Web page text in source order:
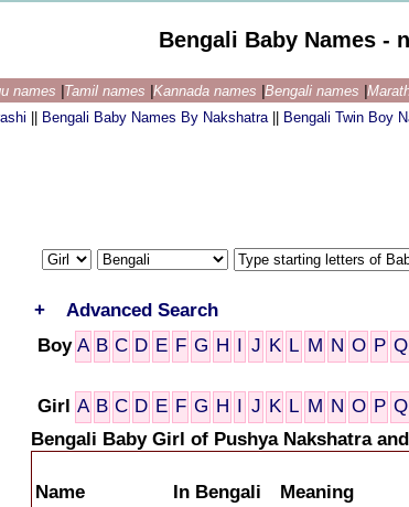
Bengali Baby Names -
names Tamil names Kannada names Bengali names
Bengali Baby Names By Nakshatra Bengali Twin Boy
+
Advanced Search
Boy A B C D E F G H I J K L M N O P Q
Girl A B C D E F G H I J K L M N O P Q
Bengali Baby Girl of Pushya Nakshatra
Name
In Bengali
Meaning